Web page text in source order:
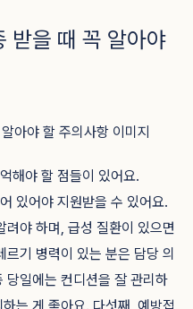
받을 때 꼭 알아야
해야 할 점들이 있어요.
있어야 지원받을 수 있어요.
야 하며, 급성 질환이 있으면
기 병력이 있는 분은 담당 의
당일에는 컨디션을 잘 관리하